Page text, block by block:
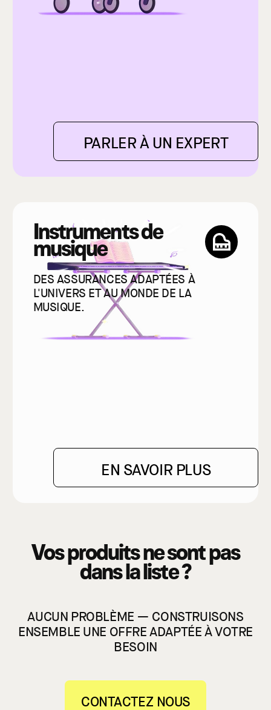
PARLER À UN EXPERT
Instruments de
musique
DES ASSURANCES ADAPTÉES À
L'UNIVERS ET AU MONDE DE LA
MUSIQUE.
EN SAVOIR PLUS
Vos produits ne sont pas
dans la liste ?
AUCUN PROBLÈME — CONSTRUISONS
ENSEMBLE UNE OFFREADAPTÉE À VOTRE
BESOIN
CONTACTEZ NOUS